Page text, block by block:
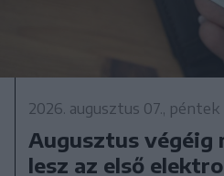
2026. augusztus 07., péntek
Augusztus végéig
lesz az első